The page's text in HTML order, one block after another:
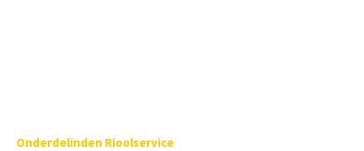
Onderdelinden Rioolservice